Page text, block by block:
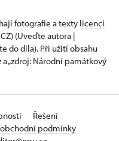
fotografie a texty licenci
(Uveďte autora |
do díla). Při užití obsahu
„zdroj: Národní památkový
Řešení
podmínky